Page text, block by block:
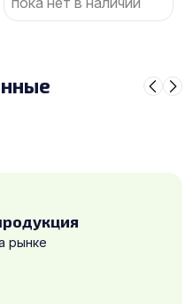
рынке